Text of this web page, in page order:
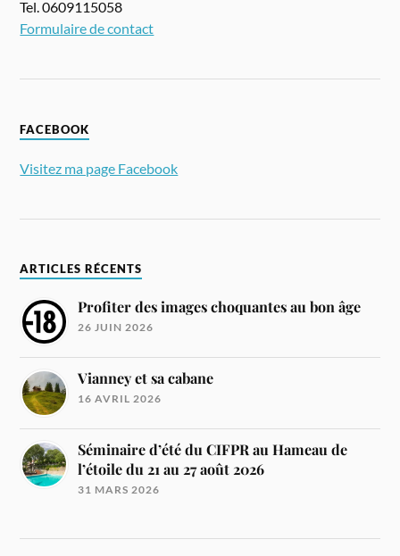
Tel. 0609115058
Formulaire de contact
FACEBOOK
Visitez ma page Facebook
ARTICLES RÉCENTS
Profiter des images choquantes au bon âge
26 JUIN 2026
Vianney et sa cabane
16 AVRIL 2026
Séminaire d’été du CIFPR au Hameau de
l’étoile du 21 au 27 août 2026
31 MARS 2026